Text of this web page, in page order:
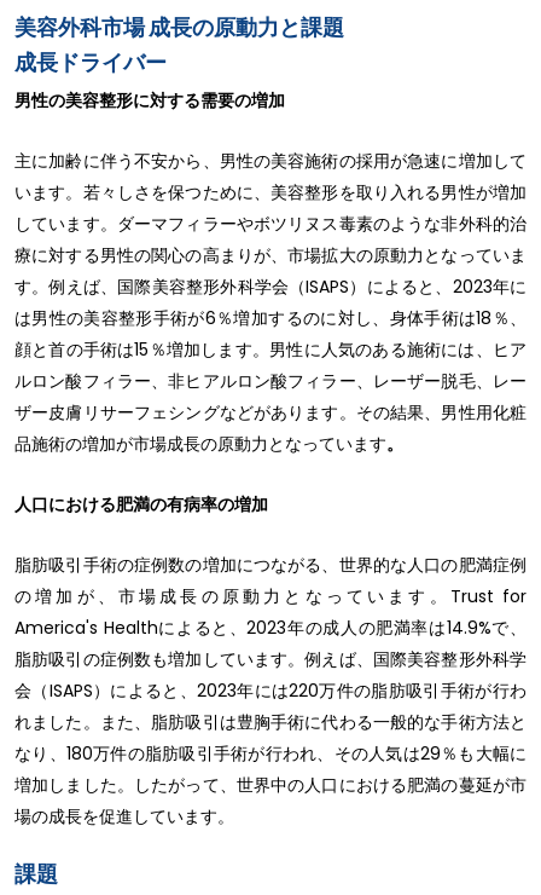
美容外科市場 成長の原動力と課題
成長ドライバー
男性の美容整形に対する需要の増加
主に加齢に伴う不安から、男性の美容施術の採用が急速に増加して
います。若々しさを保つために、美容整形を取り入れる男性が増加
しています。ダーマフィラーやボツリヌス毒素のような非外科的治
療に対する男性の関心の高まりが、市場拡大の原動力となっていま
す。例えば、国際美容整形外科学会（ISAPS）によると、2023年に
は男性の美容整形手術が6％増加するのに対し、身体手術は18％、
顔と首の手術は15％増加します。男性に人気のある施術には、ヒア
ルロン酸フィラー、非ヒアルロン酸フィラー、レーザー脱毛、レー
ザー皮膚リサーフェシングなどがあります。その結果、男性用化粧
品施術の増加が市場成長の原動力となっています。
人口における肥満の有病率の増加
脂肪吸引手術の症例数の増加につながる、世界的な人口の肥満症例
の増加が、市場成長の原動力となっています。Trust for
America's Healthによると、2023年の成人の肥満率は14.9%で、
脂肪吸引の症例数も増加しています。例えば、国際美容整形外科学
会（ISAPS）によると、2023年には220万件の脂肪吸引手術が行わ
れました。また、脂肪吸引は豊胸手術に代わる一般的な手術方法と
なり、180万件の脂肪吸引手術が行われ、その人気は29％も大幅に
増加しました。したがって、世界中の人口における肥満の蔓延が市
場の成長を促進しています。
課題